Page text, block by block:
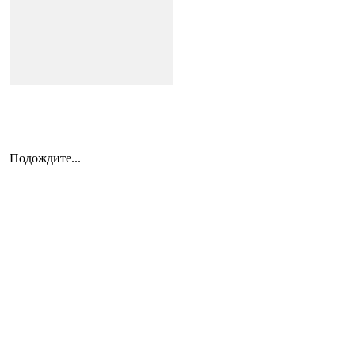
Подождите...